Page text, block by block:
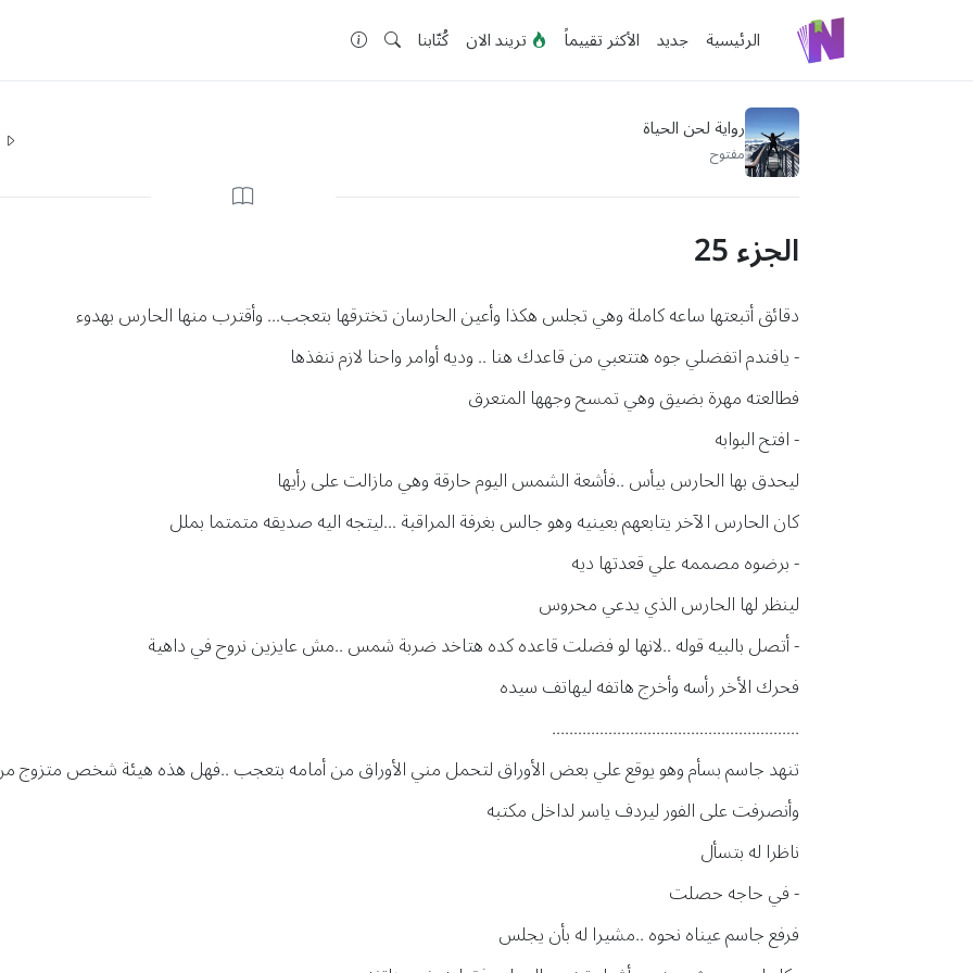
الرئيسية جديد الأكثر تقييماً تريند الان كُتّابنا
رواية لحن الحياة
مفتوح
الجزء 25
دقائق أتبعتها ساعه كاملة وهي تجلس هكذا وأعين الحارسان تخترقها بتعجب... وأقترب منها الحارس بهدوء
- يافندم اتفضلي جوه هتتعبي من قاعدك هنا .. وديه أوامر واحنا لازم ننفذها
فطالعته مهرة بضيق وهي تمسح وجهها المتعرق
- افتح البوابه
ليحدق بها الحارس بيأس ..فأشعة الشمس اليوم حارقة وهي مازالت على رأيها
كان الحارس الآخر يتابعهم بعينيه وهو جالس بغرفة المراقبة ...ليتجه اليه صديقه متمتما بملل
- برضوه مصممه علي قعدتها ديه
لينظر لها الحارس الذي يدعي محروس
- أتصل بالبيه قوله ..لانها لو فضلت قاعده كده هتاخد ضربة شمس ..مش عايزين نروح في داهية
فحرك الأخر رأسه وأخرج هاتفه ليهاتف سيده
.........................................................
تنهد جاسم بسأم وهو يوقع علي بعض الأوراق لتحمل مني الأوراق من أمامه بتعجب ..فهل هذه هيئة شخص متزوج
وأنصرفت على الفور ليردف ياسر لداخل مكتبه
ناظرا له بتسأل
- في حاجه حصلت
فرفع جاسم عيناه نحوه ..مشيرا له بأن يجلس